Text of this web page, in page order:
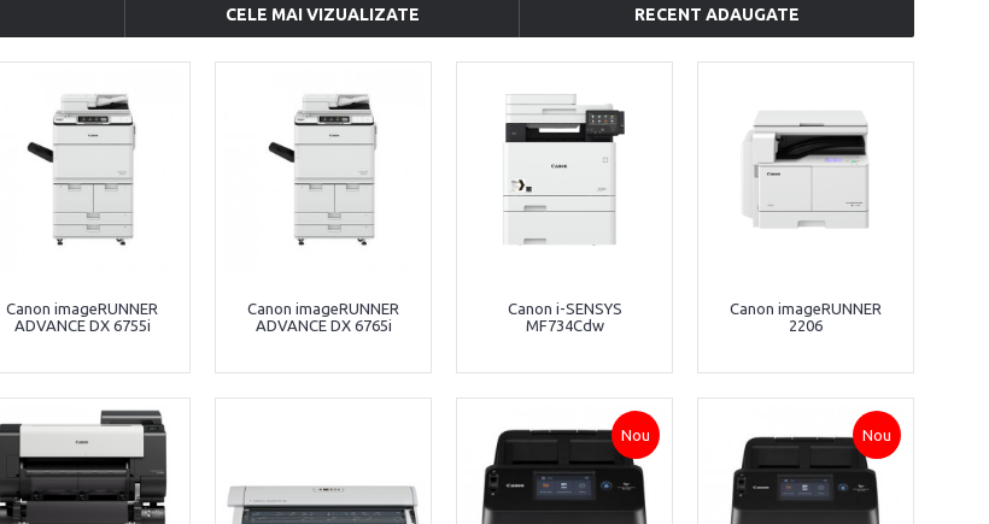
CELE MAI VIZUALIZATE RECENT ADAUGATE
Canon imageRUNNER
ADVANCE DX 6755i
Canon imageRUNNER
ADVANCE DX 6765i
Canon i-SENSYS
MF734Cdw
Canon imageRUNNER
2206
Nou Nou